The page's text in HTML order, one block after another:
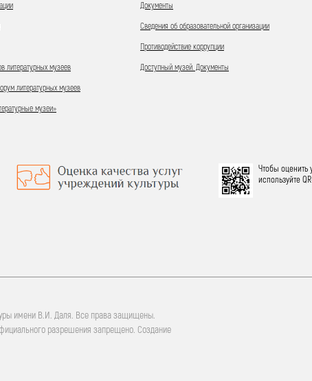
литературных музеев
литературных музеев
музеи»
Документы
Сведения об образовательной организации
Противодействие коррупции
Доступный музей. Документы
Чтобы оценить
используйте
имени В.И. Даля. Все права защищены.
разрешения запрещено. Создание